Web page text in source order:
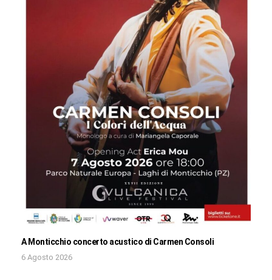
A Monticchio concerto acustico di Carmen Consoli
6 Agosto 2026